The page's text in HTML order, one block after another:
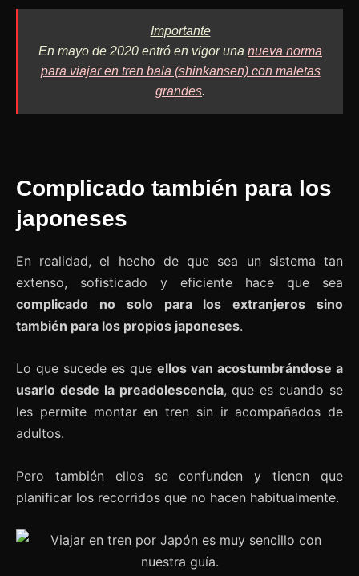
Importante
En mayo de 2020 entró en vigor una nueva norma
para viajar en tren bala (shinkansen) con maletas
grandes.
Complicado también para los
japoneses
En realidad, el hecho de que sea un sistema tan
extenso, sofisticado y eficiente hace que sea
complicado no solo para los extranjeros sino
también para los propios japoneses.
Lo que sucede es que ellos van acostumbrándose a
usarlo desde la preadolescencia, que es cuando se
les permite montar en tren sin ir acompañados de
adultos.
Pero también ellos se confunden y tienen que
planificar los recorridos que no hacen habitualmente.